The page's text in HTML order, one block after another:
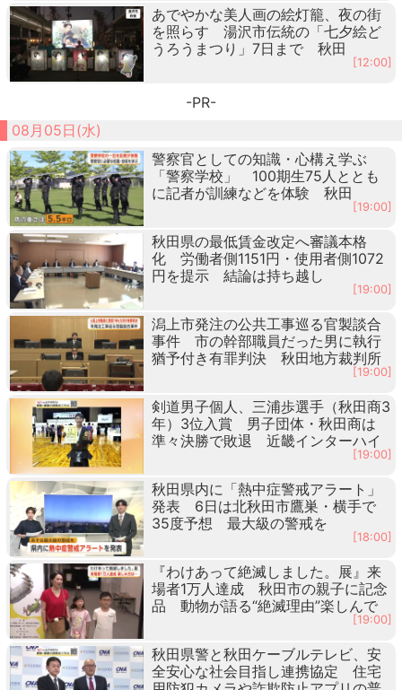
あでやかな美人画の絵灯籠、夜の街
を照らす 湯沢市伝統の「七夕絵ど
うろうまつり」7日まで 秋田
[12:00]
-PR-
08月05日(水)
警察官としての知識・心構え学ぶ
「警察学校」 100期生75人ととも
に記者が訓練などを体験 秋田
[19:00]
秋田県の最低賃金改定へ審議本格
化 労働者側1151円・使用者側1072
円を提示 結論は持ち越し
[19:00]
潟上市発注の公共工事巡る官製談合
事件 市の幹部職員だった男に執行
猶予付き有罪判決 秋田地方裁判所
[19:00]
剣道男子個人、三浦歩選手（秋田商3
年）3位入賞 男子団体・秋田商は
準々決勝で敗退 近畿インターハイ
[19:00]
秋田県内に「熱中症警戒アラート」
発表 6日は北秋田市鷹巣・横手で
35度予想 最大級の警戒を
[18:00]
『わけあって絶滅しました。展』来
場者1万人達成 秋田市の親子に記念
品 動物が語る“絶滅理由”楽しんで
[19:00]
秋田県警と秋田ケーブルテレビ、安
全安心な社会目指し連携協定 住宅